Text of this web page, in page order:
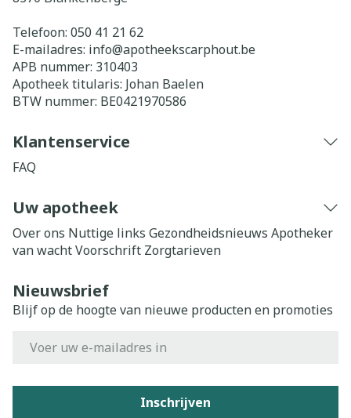
Telefoon: 050 41 21 62
E-mailadres: info@apotheekscarphout.be
APB nummer: 310403
Apotheek titularis: Johan Baelen
BTW nummer: BE0421970586
Klantenservice
FAQ
Uw apotheek
Over ons Nuttige links Gezondheidsnieuws Apotheker
van wachtVoorschrift Zorgtarieven
Nieuwsbrief
Blijf op de hoogte van nieuwe producten en promoties
Inschrijven